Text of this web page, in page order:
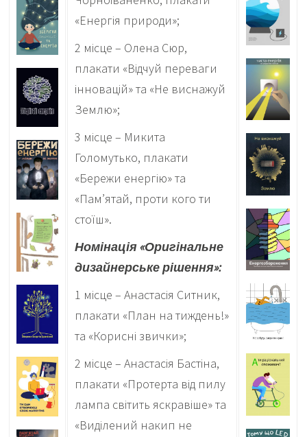
«Енергія природи»;
2 місце – Олена Сюр,
плакати «Відчуй переваги
інновацій» та «Не виснажуй
Землю»;
3 місце – Микита
Голомутько, плакати
«Бережи енергію» та
«Пам’ятай, проти кого ти
стоїш».
Номінація «Оригінальне
дизайнерське рішення»:
1 місце – Анастасія Ситник,
плакати «План на тиждень!»
та «Корисні звички»;
2 місце – Анастасія Бастіна,
плакати «Протерта від пилу
лампа світить яскравіше» та
«Виділений накип не